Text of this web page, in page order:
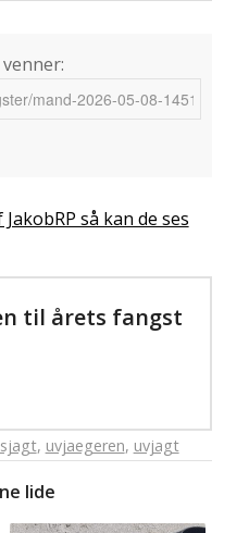
så kan de ses
til årets fangst
, uvjaegeren, uvjagt
lide